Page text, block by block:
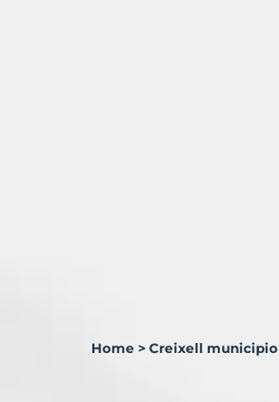
Home > Creixell municipio